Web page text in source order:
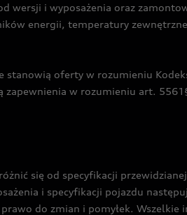
wersji i wyposażenia oraz
energii, temperatury
stanowią oferty w rozumieniu
zapewnienia w rozumieniu art.
się od specyfikacji
i specyfikacji pojazdu
do zmian i pomyłek. Wszelkie